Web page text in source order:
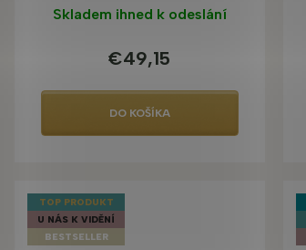
Skladem ihned k odeslání
€49,15
DO KOŠÍKA
TOP PRODUKT
U NÁS K VIDĚNÍ
BESTSELLER